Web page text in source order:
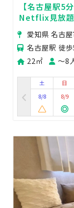
【名古屋駅5
Netflix見放題
食OK／24時
愛知県 名古
名古屋駅 徒
22㎡
〜8
土
8/8
日
8/9